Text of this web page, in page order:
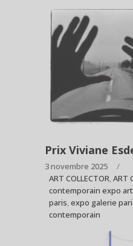
Prix Viviane
3 novembre 2025
ART COLLECTOR,ART
contemporain expo
paris,expo galerie
contemporain